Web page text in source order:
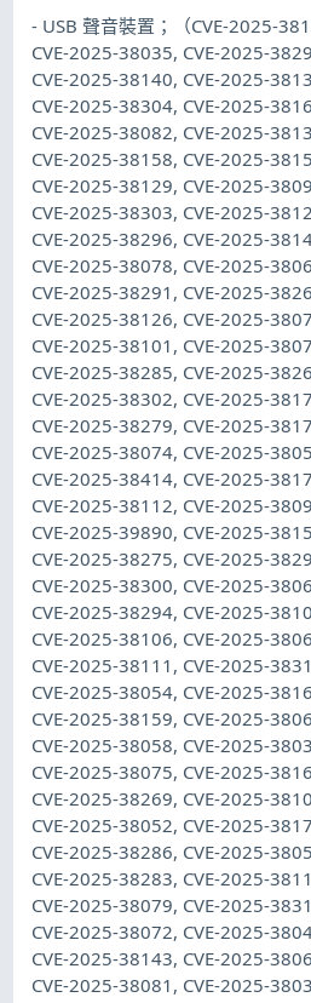
- USB 聲音裝置；（CVE-2025-
CVE-2025-38035, CVE-2025-
CVE-2025-38140, CVE-2025-
CVE-2025-38304, CVE-2025-
CVE-2025-38082, CVE-2025-
CVE-2025-38158, CVE-2025-
CVE-2025-38129, CVE-2025-
CVE-2025-38303, CVE-2025-
CVE-2025-38296, CVE-2025-
CVE-2025-38078, CVE-2025-
CVE-2025-38291, CVE-2025-
CVE-2025-38126, CVE-2025-
CVE-2025-38101, CVE-2025-
CVE-2025-38285, CVE-2025-
CVE-2025-38302, CVE-2025-
CVE-2025-38279, CVE-2025-
CVE-2025-38074, CVE-2025-
CVE-2025-38414, CVE-2025-
CVE-2025-38112, CVE-2025-
CVE-2025-39890, CVE-2025-
CVE-2025-38275, CVE-2025-
CVE-2025-38300, CVE-2025-
CVE-2025-38294, CVE-2025-
CVE-2025-38106, CVE-2025-
CVE-2025-38111, CVE-2025-
CVE-2025-38054, CVE-2025-
CVE-2025-38159, CVE-2025-
CVE-2025-38058, CVE-2025-
CVE-2025-38075, CVE-2025-
CVE-2025-38269, CVE-2025-
CVE-2025-38052, CVE-2025-
CVE-2025-38286, CVE-2025-
CVE-2025-38283, CVE-2025-
CVE-2025-38079, CVE-2025-
CVE-2025-38072, CVE-2025-
CVE-2025-38143, CVE-2025-
CVE-2025-38081, CVE-2025-